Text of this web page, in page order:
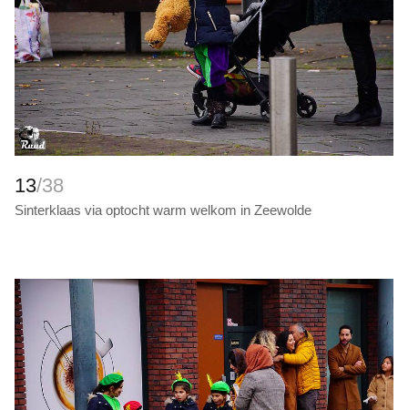
13/38
Sinterklaas via optocht warm welkom in Zeewolde